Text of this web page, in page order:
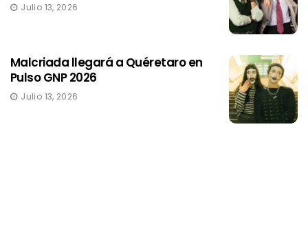
Julio 13, 2026
Malcriada llegará a Quéretaro en
Pulso GNP 2026
Julio 13, 2026